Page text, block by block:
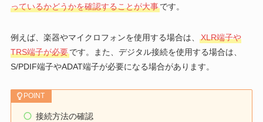
っているかどうかを確認することが大事です。
例えば、楽器やマイクロフォンを使用する場合は、
XLR端子や
TRS端子が必要です。また、デジタル接続を使用する場合は、
S/PDIF端子やADAT端子が必要になる場合があります。
POINT
接続方法の確認